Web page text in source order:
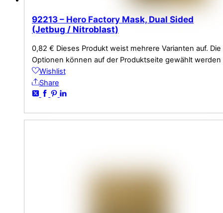
92213 – Hero Factory Mask, Dual Sided
(Jetbug / Nitroblast)
0,82 € Dieses Produkt weist mehrere Varianten auf. Die
Optionen können auf der Produktseite gewählt werden
Wishlist
Share